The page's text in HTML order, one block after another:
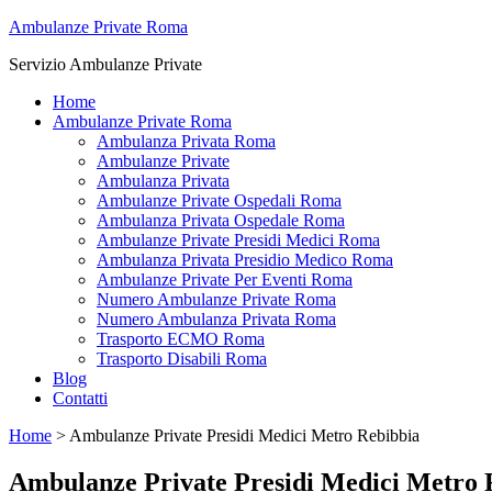
Ambulanze Private Roma
Servizio Ambulanze Private
Home
Ambulanze Private Roma
Ambulanza Privata Roma
Ambulanze Private
Ambulanza Privata
Ambulanze Private Ospedali Roma
Ambulanza Privata Ospedale Roma
Ambulanze Private Presidi Medici Roma
Ambulanza Privata Presidio Medico Roma
Ambulanze Private Per Eventi Roma
Numero Ambulanze Private Roma
Numero Ambulanza Privata Roma
Trasporto ECMO Roma
Trasporto Disabili Roma
Blog
Contatti
Home > Ambulanze Private Presidi Medici Metro Rebibbia
Ambulanze Private Presidi Medici Metro